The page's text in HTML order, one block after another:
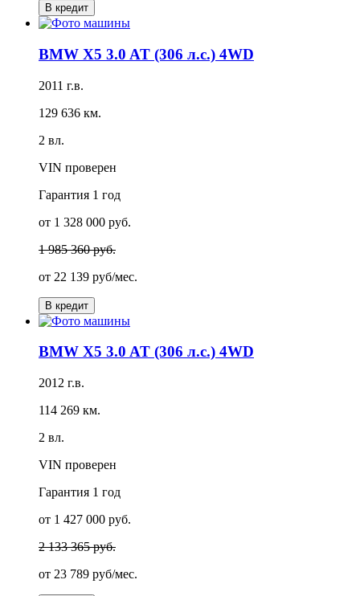
В кредит
BMW X5 3.0 AT (306 л.с.) 4WD
2011 г.в.
129 636 км.
2 вл.
VIN проверен
Гарантия 1 год
от 1 328 000 руб.
1 985 360 руб.
от 22 139 руб/мес.
В кредит
BMW X5 3.0 AT (306 л.с.) 4WD
2012 г.в.
114 269 км.
2 вл.
VIN проверен
Гарантия 1 год
от 1 427 000 руб.
2 133 365 руб.
от 23 789 руб/мес.